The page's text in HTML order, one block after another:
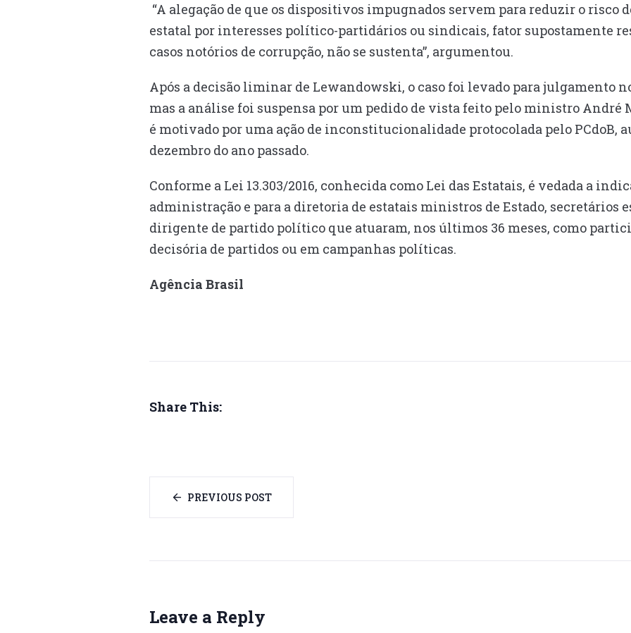
“A alegação de que os dispositivos impugnados servem para reduzir o risco
estatal por interesses político-partidários ou sindicais, fator supostamente
casos notórios de corrupção, não se sustenta”, argumentou.
Após a decisão liminar de Lewandowski, o caso foi levado para julgamento
mas a análise foi suspensa por um pedido de vista feito pelo ministro André
é motivado por uma ação de inconstitucionalidade protocolada pelo PCdoB,
dezembro do ano passado.
Conforme a Lei 13.303/2016, conhecida como Lei das Estatais, é vedada a
administração e para a diretoria de estatais ministros de Estado, secretários
dirigente de partido político que atuaram, nos últimos 36 meses, como
decisória de partidos ou em campanhas políticas.
Agência Brasil
Share This:
PREVIOUS POST
Leave a Reply